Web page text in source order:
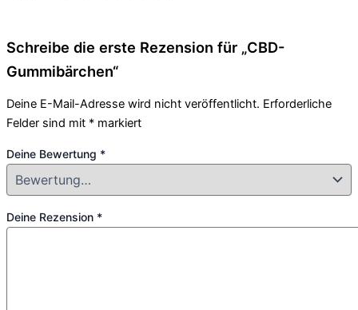
Schreibe die erste Rezension für „CBD-
Gummibärchen“
Deine E-Mail-Adresse wird nicht veröffentlicht. Erforderliche
Felder sind mit * markiert
Deine Bewertung *
Deine Rezension *